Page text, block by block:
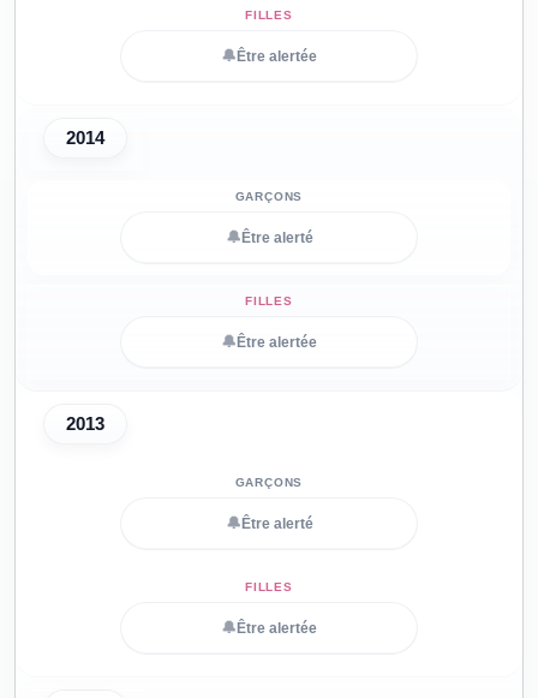
🔔 Être alertée
2014
🔔 Être alerté
🔔 Être alertée
2013
🔔 Être alerté
🔔 Être alertée